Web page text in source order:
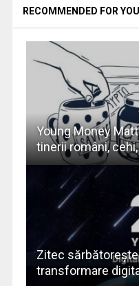
RECOMMENDED FOR YOU
Young Money
tinerii români,
Zitec
transformare